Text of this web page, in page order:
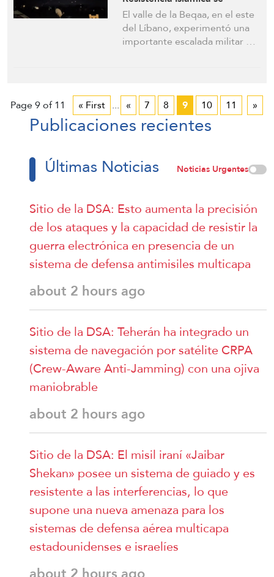
enfrenta a un aterrizaje israelí
y ataca la zona de evacuación
con descargas de cohetes
El valle de la Beqaa, en el este
del Líbano, experimentó una
importante escalada militar …
Page 9 of 11 « First ... « 7 8 9 10 11 »
Publicaciones recientes
Últimas Noticias Noticias Urgentes
Sitio de la DSA: Esto aumenta la precisión
de los ataques y la capacidad de resistir la
guerra electrónica en presencia de un
sistema de defensa antimisiles multicapa
about 2 hours ago
Sitio de la DSA: Teherán ha integrado un
sistema de navegación por satélite CRPA
(Crew-Aware Anti-Jamming) con una ojiva
maniobrable
about 2 hours ago
Sitio de la DSA: El misil iraní «Jaibar
Shekan» posee un sistema de guiado y es
resistente a las interferencias, lo que
supone una nueva amenaza para los
sistemas de defensa aérea multicapa
estadounidenses e israelíes